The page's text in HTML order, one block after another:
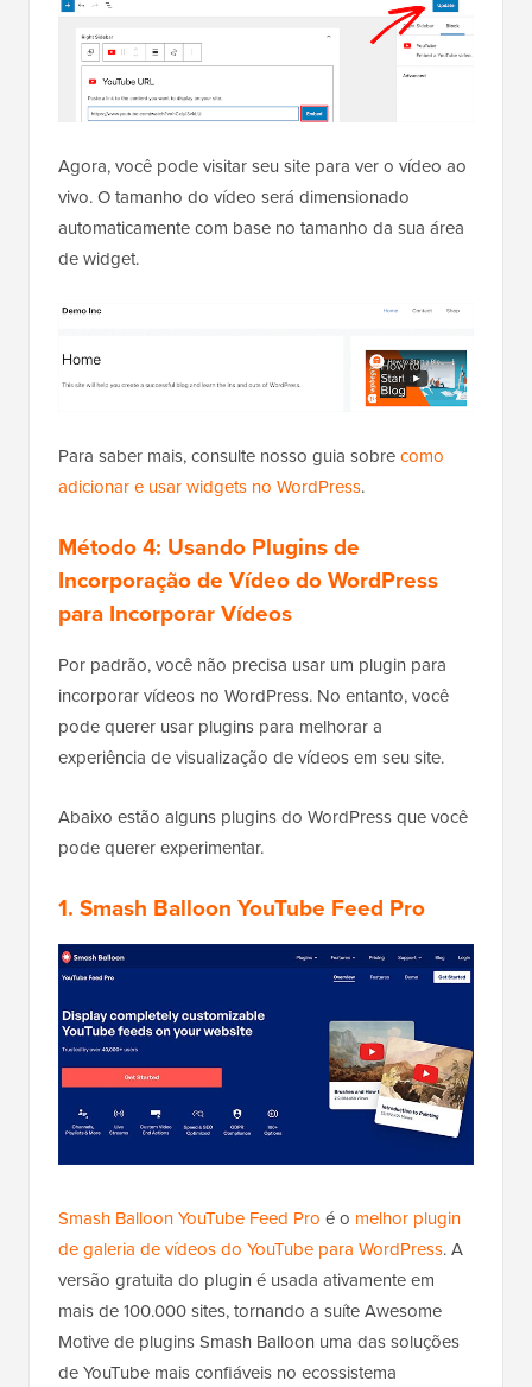
Agora, você pode visitar seu site para ver o vídeo ao
vivo. O tamanho do vídeo será dimensionado
automaticamente com base no tamanho da sua área
de widget.
Para saber mais, consulte nosso guia sobrecomo
adicionar e usar widgets no WordPress.
Método 4: Usando Plugins de
Incorporação de Vídeo do WordPress
para Incorporar Vídeos
Por padrão, você não precisa usar um plugin para
incorporar vídeos no WordPress. No entanto, você
pode querer usar plugins para melhorar a
experiência de visualização de vídeos em seu site.
Abaixo estão alguns plugins do WordPress que você
pode querer experimentar.
1. Smash Balloon YouTube Feed Pro
Smash Balloon YouTube Feed Pro é o melhor plugin
de galeria de vídeos do YouTube para WordPress. A
versão gratuita do plugin é usada ativamente em
mais de 100.000 sites, tornando a suíte Awesome
Motive de plugins Smash Balloon uma das soluções
de YouTube mais confiáveis no ecossistema